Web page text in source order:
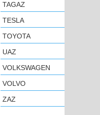
TAGAZ
TESLA
TOYOTA
UAZ
VOLKSWAGEN
VOLVO
ZAZ